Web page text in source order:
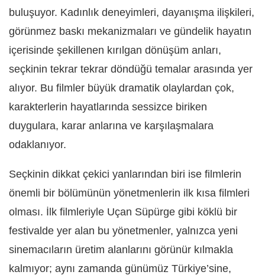
buluşuyor. Kadınlık deneyimleri, dayanışma ilişkileri,
görünmez baskı mekanizmaları ve gündelik hayatın
içerisinde şekillenen kırılgan dönüşüm anları,
seçkinin tekrar tekrar döndüğü temalar arasında yer
alıyor. Bu filmler büyük dramatik olaylardan çok,
karakterlerin hayatlarında sessizce biriken
duygulara, karar anlarına ve karşılaşmalara
odaklanıyor.
Seçkinin dikkat çekici yanlarından biri ise filmlerin
önemli bir bölümünün yönetmenlerin ilk kısa filmleri
olması. İlk filmleriyle Uçan Süpürge gibi köklü bir
festivalde yer alan bu yönetmenler, yalnızca yeni
sinemacıların üretim alanlarını görünür kılmakla
kalmıyor; aynı zamanda günümüz Türkiye’sine,